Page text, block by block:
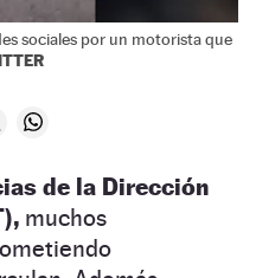
sociales por un motorista que
de la Dirección
muchos